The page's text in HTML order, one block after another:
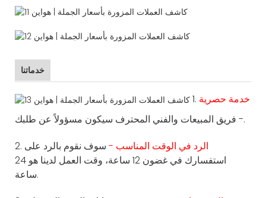
خدماتنا
1. خدمة حصرية
- فريق المبيعات والفني المحترف سيكون مسؤولاً عن طلبك.
2.
الرد في الوقت المناسب - سوف نقوم بالرد على
استفسارك في غضون 12 ساعة، وقت العمل لدينا هو 24
ساعة.